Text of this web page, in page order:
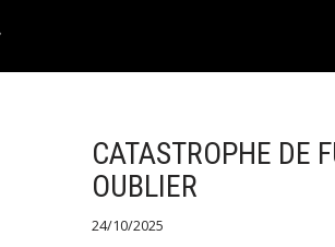
CATASTROPHE DE
OUBLIER
24/10/2025